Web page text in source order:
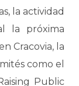
la actividad
la próxima
Cracovia, la
como el
Public